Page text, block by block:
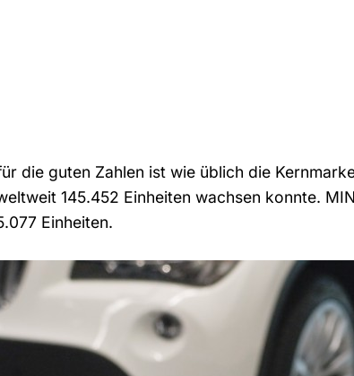
die guten Zahlen ist wie üblich die
145.452 Einheiten wachsen konnte.
Einheiten.